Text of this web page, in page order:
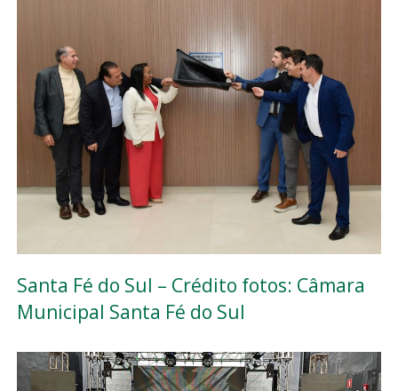
Santa Fé do Sul – Crédito fotos: Câmara
Municipal Santa Fé do Sul